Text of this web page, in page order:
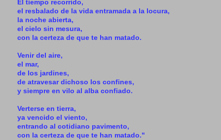
El tiempo recorrido,
el resbalado de la vida entramada a la locura,
la noche abierta,
el cielo sin mesura,
con la certeza de que te han matado.
Venir del aire,
el mar,
de los jardines,
de atravesar dichoso los confines,
y siempre en vilo al alba confiado.
Verterse en tierra,
ya vencido el viento,
entrando al cotidiano pavimento,
con la certeza de que te han matado."